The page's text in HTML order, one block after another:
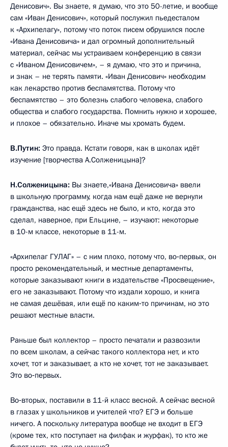
Денисович». Вы знаете, я думаю, что это 50-летие, и вообще
сам «Иван Денисович», который послужил пьедесталом
к «Архипелагу», потому что поток писем обрушился после
«Ивана Денисовича» и дал огромный дополнительный
материал, сейчас мы устраиваем конференцию в связи
с «Иваном Денисовичем», – я думаю, что это и причина,
и знак – не терять памяти. «Иван Денисович» необходим
как лекарство против беспамятства. Потому что
беспамятство – это болезнь слабого человека, слабого
общества и слабого государства. Помнить нужно и хорошее,
и плохое – обязательно. Иначе мы хромать будем.
В.Путин: Это правда. Кстати говоря, как в школах идёт
изучение [творчества А.Солженицына]?
Н.Солженицына: Вы знаете,«Ивана Денисовича» ввели
в школьную программу, когда нам ещё даже не вернули
гражданства, нас ещё здесь не было, и кто, когда это
сделал, наверное, при Ельцине, – изучают: некоторые
в 10-м классе, некоторые в 11-м.
«Архипелаг ГУЛАГ» – с ним плохо, потому что, во‑первых, он
просто рекомендательный, и местные департаменты,
которые заказывают книги в издательстве «Просвещение»,
его не заказывают. Потому что издали хорошо, и книга
не самая дешёвая, или ещё по каким‑то причинам, но это
решают местные власти.
Раньше был коллектор – просто печатали и развозили
по всем школам, а сейчас такого коллектора нет, и кто
хочет, тот и заказывает, а кто не хочет, тот не заказывает.
Это во‑первых.
Во‑вторых, поставили в 11-й класс весной. А сейчас весной
в глазах у школьников и учителей что? ЕГЭ и больше
ничего. А поскольку литература вообще не входит в ЕГЭ
(кроме тех, кто поступает на филфак и журфак), то кто же